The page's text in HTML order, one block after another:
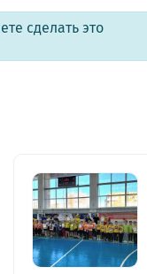
сделать это